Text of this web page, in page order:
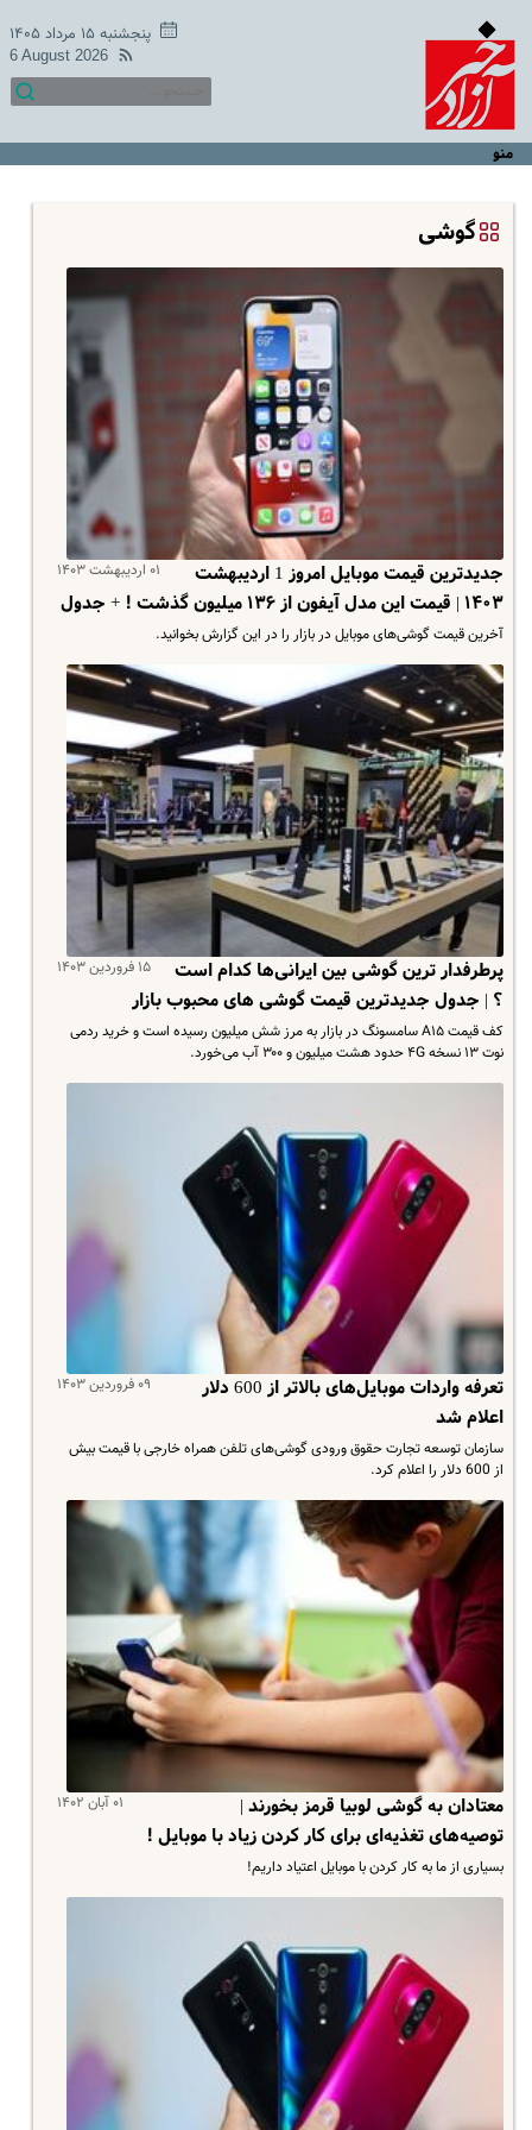
پنجشنبه ۱۵ مرداد ۱۴۰۵
6 August 2026
منو
گوشی
۰۱ اردیبهشت ۱۴۰۳
جدیدترین قیمت موبایل امروز 1 اردیبهشت
۱۴۰۳ | قیمت این مدل آیفون از ۱۳۶ میلیون گذشت ! + جدول
آخرین قیمت گوشی‌های موبایل در بازار را در این گزارش بخوانید.
۱۵ فروردین ۱۴۰۳
پرطرفدار ترین گوشی بین ایرانی‌ها کدام است
؟ | جدول جدیدترین قیمت گوشی های محبوب بازار
کف قیمت A۱۵ سامسونگ در بازار به مرز شش میلیون رسیده است و خرید ردمی
نوت ۱۳ نسخه ۴G حدود هشت میلیون و ۳۰۰ آب می‌خورد.
۰۹ فروردین ۱۴۰۳
تعرفه واردات موبایل‌های بالاتر از 600 دلار
اعلام شد
سازمان توسعه تجارت حقوق ورودی گوشی‌های تلفن همراه خارجی با قیمت بیش
از 600 دلار را اعلام کرد.
۰۱ آبان ۱۴۰۲
معتادان به گوشی لوبیا قرمز بخورند |
توصیه‌های تغذیه‌ای برای کار کردن زیاد با موبایل !
بسیاری از ما به کار کردن با موبایل اعتیاد داریم!